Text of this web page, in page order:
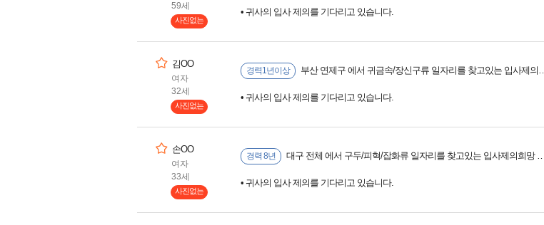
59세
사진없는
• 귀사의 입사 제의를 기다리고 있습니다.
김OO
여자
32세
사진없는
경력1년이상 부산 연제구 에서 귀금속/장신구류 일자리를 찾고있는 입사제의희망 인재입니다.
• 귀사의 입사 제의를 기다리고 있습니다.
손OO
여자
33세
사진없는
경력 8년 대구 전체 에서 구두/피혁/잡화류 일자리를 찾고있는 입사제의희망 인재입니다.
• 귀사의 입사 제의를 기다리고 있습니다.